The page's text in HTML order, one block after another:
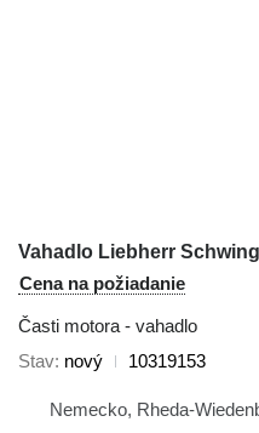
Cena na požiadanie
Časti motora - vahadlo
Stav nový 10319153
Nemecko, Rheda-